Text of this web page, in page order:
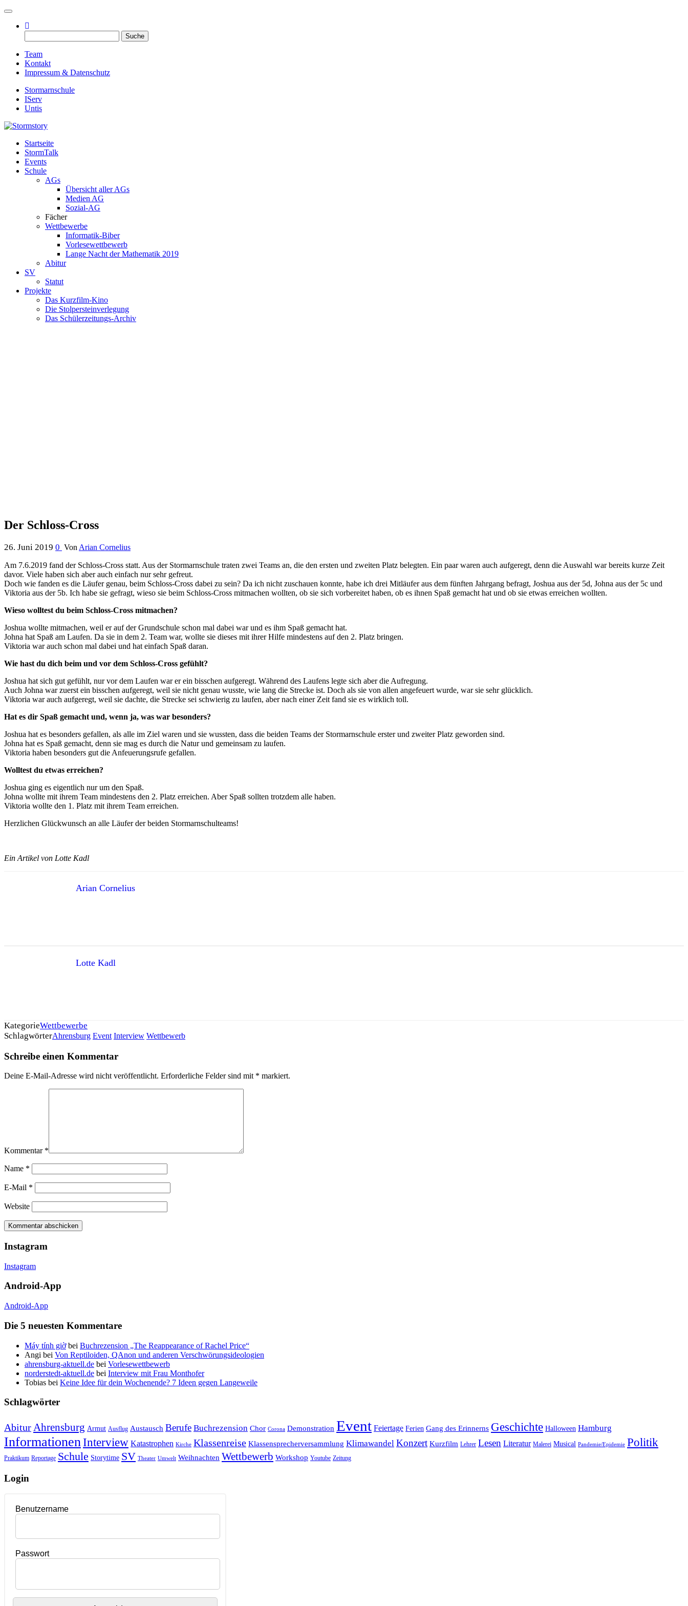
Toggle navigation
nach:
Team
Kontakt
Impressum & Datenschutz
Stormarnschule
IServ
Untis
Stormstory
Eure digitale Schülerzeitung
Startseite
StormTalk
Events
Schule
AGs
Übersicht aller AGs
Medien AG
Sozial-AG
Fächer
Wettbewerbe
Informatik-Biber
Vorlesewettbewerb
Lange Nacht der Mathematik 2019
Abitur
SV
Statut
Projekte
Das Kurzfilm-Kino
Die Stolpersteinverlegung
Das Schülerzeitungs-Archiv
Der Schloss-Cross
26. Juni 2019 0 Von Arian Cornelius
Am 7.6.2019 fand der Schloss-Cross statt. Aus der Stormarnschule traten zwei Teams an, die den ersten und zweiten Platz belegten. Ein paar waren auch aufgeregt, denn die Auswahl war bereits kurze Zeit
davor. Viele haben sich aber auch einfach nur sehr gefreut.
Doch wie fanden es die Läufer genau, beim Schloss-Cross dabei zu sein? Da ich nicht zuschauen konnte, habe ich drei Mitläufer aus dem fünften Jahrgang befragt, Joshua aus der 5d, Johna aus der 5c und
Viktoria aus der 5b. Ich habe sie gefragt, wieso sie beim Schloss-Cross mitmachen wollten, ob sie sich vorbereitet haben, ob es ihnen Spaß gemacht hat und ob sie etwas erreichen wollten.
Wieso wolltest du beim Schloss-Cross mitmachen?
Joshua wollte mitmachen, weil er auf der Grundschule schon mal dabei war und es ihm Spaß gemacht hat.
Johna hat Spaß am Laufen. Da sie in dem 2. Team war, wollte sie dieses mit ihrer Hilfe mindestens auf den 2. Platz bringen.
Viktoria war auch schon mal dabei und hat einfach Spaß daran.
Wie hast du dich beim und vor dem Schloss-Cross gefühlt?
Joshua hat sich gut gefühlt, nur vor dem Laufen war er ein bisschen aufgeregt. Während des Laufens legte sich aber die Aufregung.
Auch Johna war zuerst ein bisschen aufgeregt, weil sie nicht genau wusste, wie lang die Strecke ist. Doch als sie von allen angefeuert wurde, war sie sehr glücklich.
Viktoria war auch aufgeregt, weil sie dachte, die Strecke sei schwierig zu laufen, aber nach einer Zeit fand sie es wirklich toll.
Hat es dir Spaß gemacht und, wenn ja, was war besonders?
Joshua hat es besonders gefallen, als alle im Ziel waren und sie wussten, dass die beiden Teams der Stormarnschule erster und zweiter Platz geworden sind.
Johna hat es Spaß gemacht, denn sie mag es durch die Natur und gemeinsam zu laufen.
Viktoria haben besonders gut die Anfeuerungsrufe gefallen.
Wolltest du etwas erreichen?
Joshua ging es eigentlich nur um den Spaß.
Johna wollte mit ihrem Team mindestens den 2. Platz erreichen. Aber Spaß sollten trotzdem alle haben.
Viktoria wollte den 1. Platz mit ihrem Team erreichen.
Herzlichen Glückwunsch an alle Läufer der beiden Stormarnschulteams!
Ein Artikel von Lotte Kadl
Arian Cornelius
Lotte Kadl
KategorieWettbewerbe
SchlagwörterAhrensburg Event Interview Wettbewerb
Schreibe einen Kommentar
Deine E-Mail-Adresse wird nicht veröffentlicht. Erforderliche Felder sind mit * markiert.
Kommentar *
Name *
E-Mail *
Website
Instagram
Instagram
Android-App
Android-App
Die 5 neuesten Kommentare
Máy tính giờbei Buchrezension „The Reappearance of Rachel Price“
Angi bei Von Reptiloiden, QAnon und anderen Verschwörungsideologien
ahrensburg-aktuell.de bei Vorlesewettbewerb
norderstedt-aktuell.de bei Interview mit Frau Monthofer
Tobias bei Keine Idee für dein Wochenende? 7 Ideen gegen Langeweile
Schlagwörter
AbiturAhrensburg Armut Ausflug Austausch Berufe Buchrezension Chor Corona Demonstration Event Feiertage Ferien Gang des Erinnerns Geschichte Halloween Hamburg
InformationenInterview Katastrophen Kirche Klassenreise Klassensprecherversammlung Klimawandel Konzert Kurzfilm Lehrer Lesen Literatur Malerei Musical Pandemie/Epidemie Politik
Praktikum Reportage Schule Storytime SV Theater Umwelt Weihnachten Wettbewerb Workshop Youtube Zeitung
Login
Benutzername
Passwort